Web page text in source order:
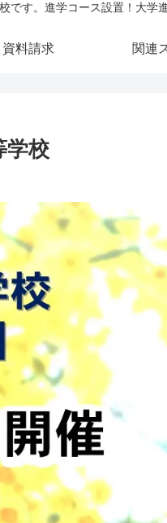
す。進学コース設置！大学
資料請求 関連
学校